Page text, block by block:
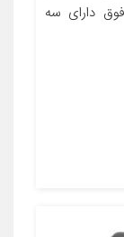
دارای سه